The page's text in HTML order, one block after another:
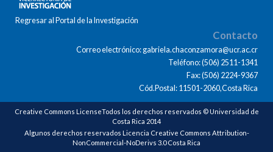
Regresar al Portal de la Investigación
Contacto
Correo electrónico: gabriela.chaconzamora@ucr.ac.cr
Teléfono: (506) 2511-1341
Fax: (506) 2224-9367
Cód.Postal: 11501-2060,Costa Rica
Creative Commons LicenseTodos los derechos reservados © Universidad de
Costa Rica 2014
Algunos derechos reservados Licencia Creative Commons Attribution-
NonCommercial-NoDerivs 3.0 Costa Rica